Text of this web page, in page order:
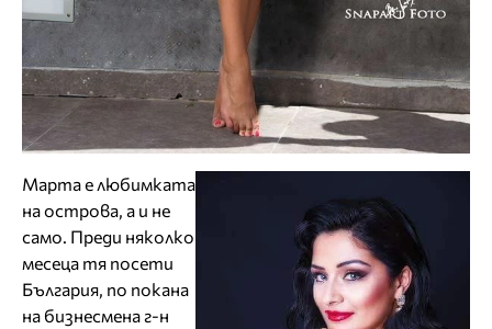
Марта е любимката
на острова, а и не
само. Преди няколко
месеца тя посети
България, по покана
на бизнесмена г-н